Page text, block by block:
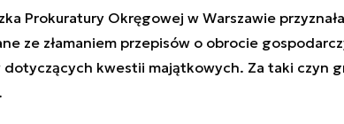
Prokuratury Okręgowej w Warszawie
ze złamaniem przepisów o obrocie
kwestii majątkowych. Za taki czyn